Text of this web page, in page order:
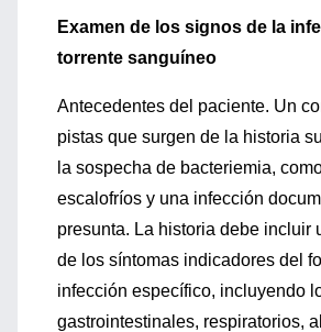
Examen de los signos de la
torrente sanguíneo
Antecedentes del paciente. Un
pistas que surgen de la historia
la sospecha de bacteriemia,
escalofríos y una infección
presunta. La historia debe incluir
de los síntomas indicadores del
infección específico, incluyendo
gastrointestinales, respiratorios,